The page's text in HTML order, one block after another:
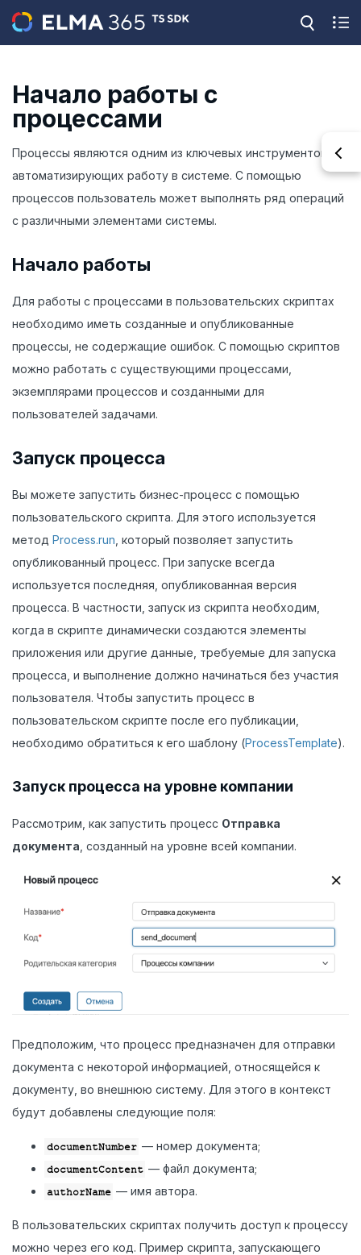
Начало работы с
процессами
Процессы являются одним из ключевых инструментов,
автоматизирующих работу в системе. С помощью
процессов пользователь может выполнять ряд операций
с различными элементами системы.
Начало работы
Для работы с процессами в пользовательских скриптах
необходимо иметь созданные и опубликованные
процессы, не содержащие ошибок. С помощью скриптов
можно работать с существующими процессами,
экземплярами процессов и созданными для
пользователей задачами.
Запуск процесса
Вы можете запустить бизнес-процесс с помощью
пользовательского скрипта. Для этого используется
метод Process.run , который позволяет запустить
опубликованный процесс. При запуске всегда
используется последняя, опубликованная версия
процесса. В частности, запуск из скрипта необходим,
когда в скрипте динамически создаются элементы
приложения или другие данные, требуемые для запуска
процесса, и выполнение должно начинаться без участия
пользователя. Чтобы запустить процесс в
пользовательском скрипте после его публикации,
необходимо обратиться к его шаблону (ProcessTemplate).
Запуск процесса на уровне компании
Рассмотрим, как запустить процесс Отправка
документа , созданный на уровне всей компании.
Предположим, что процесс предназначен для отправки
документа с некоторой информацией, относящейся к
документу, во внешнюю систему. Для этого в контекст
будут добавлены следующие поля:
documentNumber — номер документа;
documentContent — файл документа;
authorName — имя автора.
В пользовательских скриптах получить доступ к процессу
можно через его код. Пример скрипта, запускающего